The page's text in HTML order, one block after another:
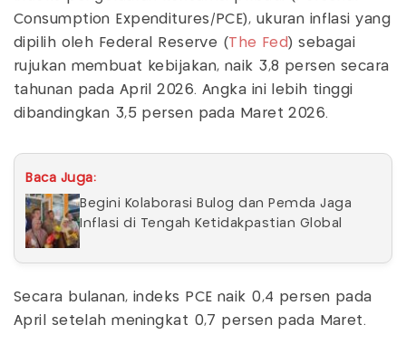
Consumption Expenditures/PCE), ukuran inflasi yang
dipilih oleh Federal Reserve (The Fed ) sebagai
rujukan membuat kebijakan, naik 3,8 persen secara
tahunan pada April 2026. Angka ini lebih tinggi
dibandingkan 3,5 persen pada Maret 2026.
Baca Juga:
Begini Kolaborasi Bulog dan Pemda Jaga
Inflasi di Tengah Ketidakpastian Global
Secara bulanan, indeks PCE naik 0,4 persen pada
April setelah meningkat 0,7 persen pada Maret.